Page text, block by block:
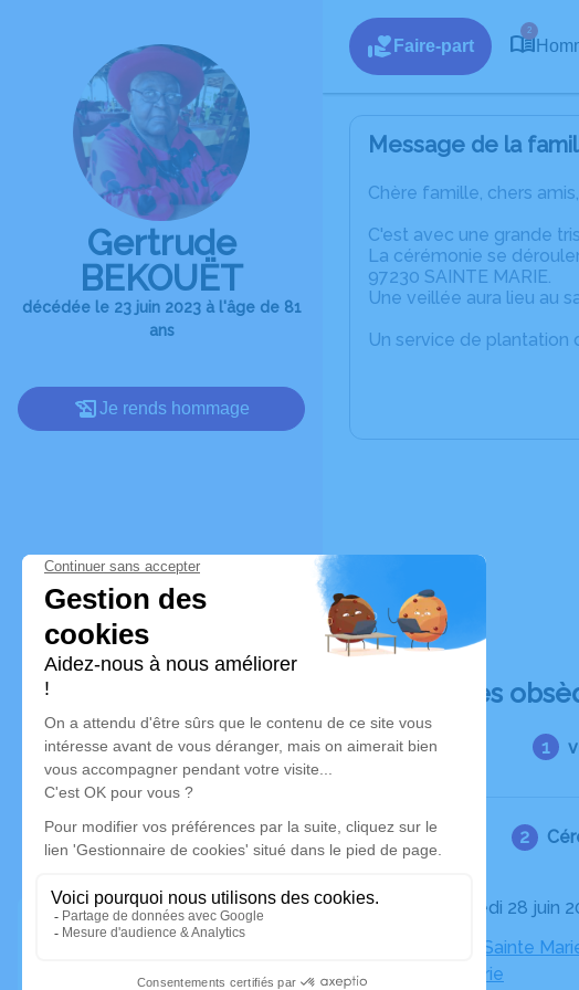
Gertrude
BEKOUËT
décédée le 23 juin 2023 à l'âge de 81
ans
Je rends hommage
Faire-part
2
Message de la
Chère famille, chers amis,
C'est avec une grande
La cérémonie se
97230 SAINTE MARIE.
Une veillée aura lieu au
Un service de plantation
Déroulé des
Le mercredi 28 juin
Église de Sainte
Sainte Marie